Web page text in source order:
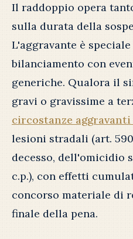
Il raddoppio opera
sulla durata della
L'aggravante è
bilanciamento con
generiche. Qualora il
gravi o gravissime a
circostanze
lesioni stradali (art.
decesso, dell'omicidio
c.p.), con effetti
concorso materiale di
finale della pena.